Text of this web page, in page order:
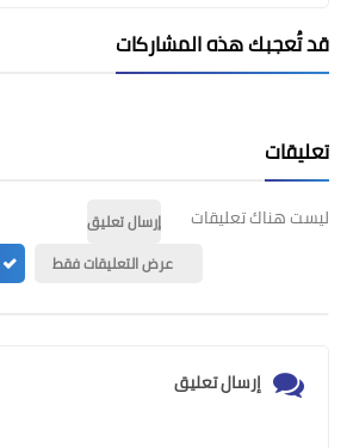
قد تُعجبك هذه المشاركات
تعليقات
ليست هناك تعليقات
إرسال تعليق
عرض التعليقات فقط
إرسال تعليق